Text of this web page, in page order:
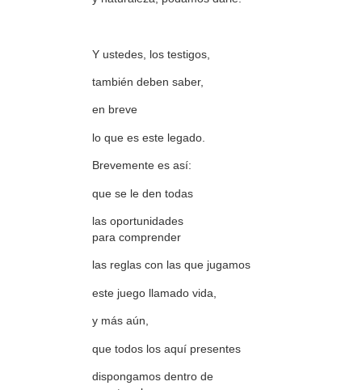
Y ustedes, los testigos,
también deben saber,
en breve
lo que es este legado.
Brevemente es así:
que se le den todas
las oportunidades
para comprender
las reglas con las que jugamos
este juego llamado vida,
y más aún,
que todos los aquí presentes
dispongamos dentro de